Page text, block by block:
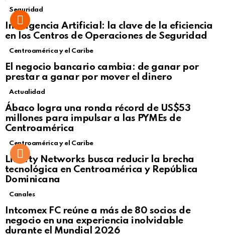
Seguridad
Inteligencia Artificial: la clave de la eficiencia
en los Centros de Operaciones de Seguridad
Centroamérica y el Caribe
El negocio bancario cambia: de ganar por
prestar a ganar por mover el dinero
Not Safe For Work
Click to view this post
Actualidad
Ábaco logra una ronda récord de US$53
millones para impulsar a las PYMEs de
Centroamérica
Centroamérica y el Caribe
Liberty Networks busca reducir la brecha
tecnológica en Centroamérica y República
Dominicana
Canales
Intcomex FC reúne a más de 80 socios de
negocio en una experiencia inolvidable
durante el Mundial 2026